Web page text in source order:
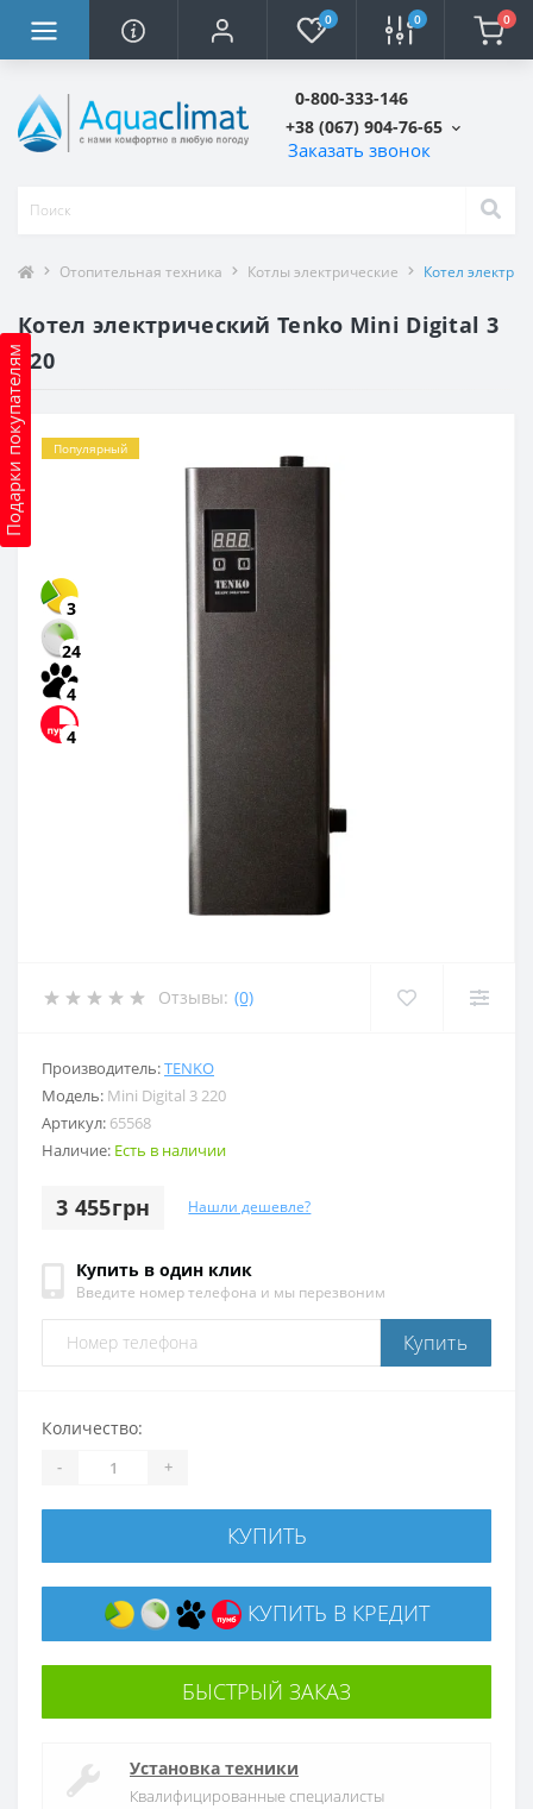
0 0 0
0-800-333-146
+38 (067) 904-76-65
Заказать звонок
Подарки покупателям
Отопительная техника Котлы электрические Котел
Котел электрический Tenko Mini Digital 3
220
Популярный
3
24
4
4
Отзывы: (0)
Производитель:TENKO
Модель: Mini Digital 3 220
Артикул: 65568
Наличие: Есть в наличии
3 455грн Нашли дешевле?
Купить в один клик
Введите номер телефона и мы перезвоним
Купить
Количество:
- +
КУПИТЬ
КУПИТЬ В КРЕДИТ
БЫСТРЫЙ ЗАКАЗ
Установка техники
Квалифицированные специалисты